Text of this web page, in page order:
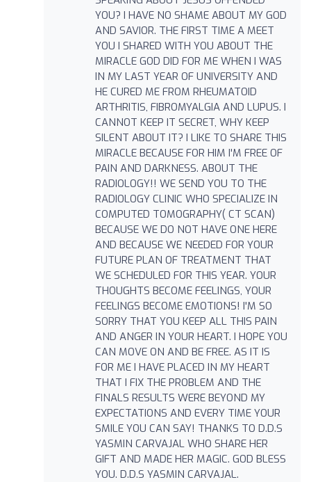
YOU? I HAVE NO SHAME ABOUT MY GOD
AND SAVIOR. THE FIRST TIME A MEET
YOU I SHARED WITH YOU ABOUT THE
MIRACLE GOD DID FOR ME WHEN I WAS
IN MY LAST YEAR OF UNIVERSITY AND
HE CURED ME FROM RHEUMATOID
ARTHRITIS, FIBROMYALGIA AND LUPUS. I
CANNOT KEEP IT SECRET, WHY KEEP
SILENT ABOUT IT? I LIKE TO SHARE THIS
MIRACLE BECAUSE FOR HIM I'M FREE OF
PAIN AND DARKNESS. ABOUT THE
RADIOLOGY!! WE SEND YOU TO THE
RADIOLOGY CLINIC WHO SPECIALIZE IN
COMPUTED TOMOGRAPHY( CT SCAN)
BECAUSE WE DO NOT HAVE ONE HERE
AND BECAUSE WE NEEDED FOR YOUR
FUTURE PLAN OF TREATMENT THAT
WE SCHEDULED FOR THIS YEAR. YOUR
THOUGHTS BECOME FEELINGS, YOUR
FEELINGS BECOME EMOTIONS! I'M SO
SORRY THAT YOU KEEP ALL THIS PAIN
AND ANGER IN YOUR HEART. I HOPE YOU
CAN MOVE ON AND BE FREE. AS IT IS
FOR ME I HAVE PLACED IN MY HEART
THAT I FIX THE PROBLEM AND THE
FINALS RESULTS WERE BEYOND MY
EXPECTATIONS AND EVERY TIME YOUR
SMILE YOU CAN SAY! THANKS TO D.D.S
YASMIN CARVAJAL WHO SHARE HER
GIFT AND MADE HER MAGIC. GOD BLESS
YOU. D.D.S YASMIN CARVAJAL.